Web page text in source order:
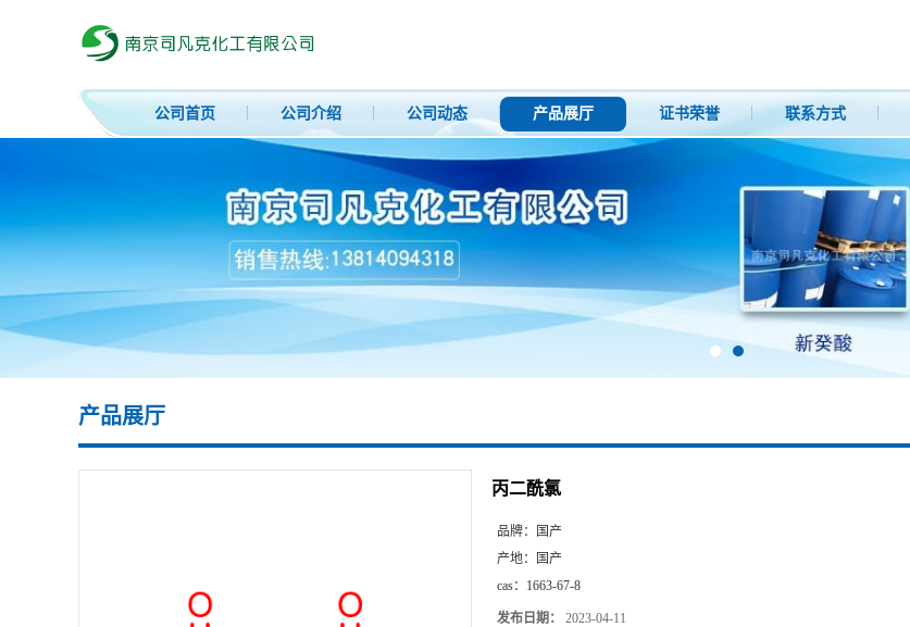
公司首页 公司介绍 公司动态 产品展厅 证书荣誉 联系方式
产品展厅
丙二酰氯
品牌：
国产
产地：
国产
cas： 1663-67-8
发布日期： 2023-04-11